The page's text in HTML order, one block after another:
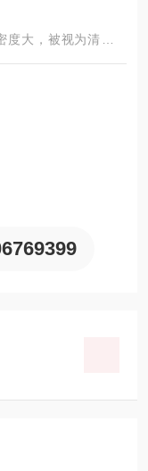
大，被视为清洁能
池通过氢气在电堆内
能量转化率高、低排
未来能源和环境要求